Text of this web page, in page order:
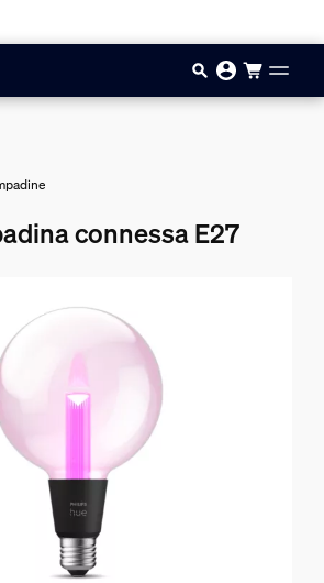
connessa E27